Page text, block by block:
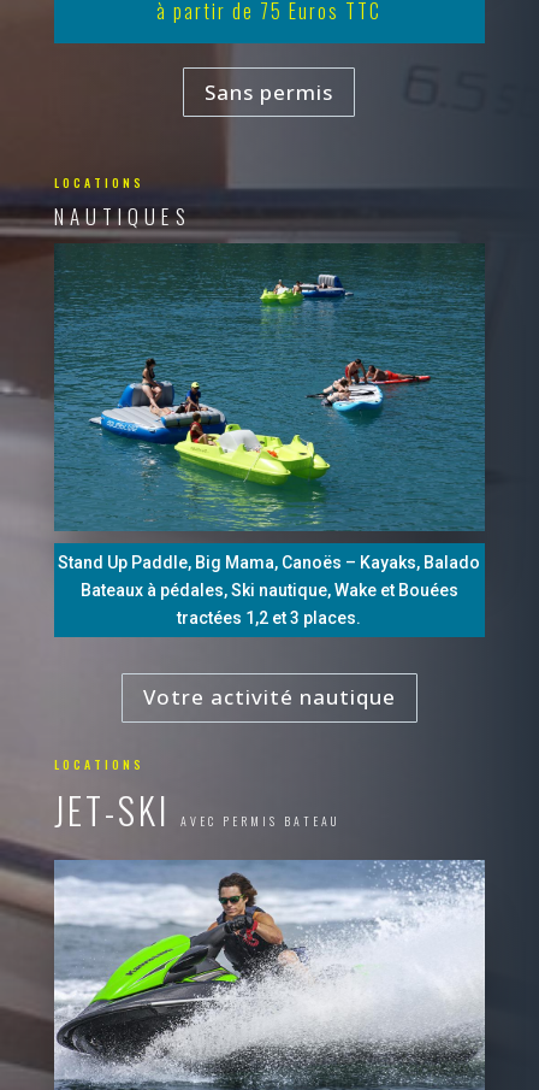
à partir de 75 Euros TTC
Sans permis
LOCATIONS
NAUTIQUES
Stand Up Paddle, Big Mama, Canoës – Kayaks, Balado
Bateaux à pédales, Ski nautique, Wake et Bouées
tractées 1,2 et 3 places.
Votre activité nautique
LOCATIONS
JET-SKI AVEC PERMIS BATEAU